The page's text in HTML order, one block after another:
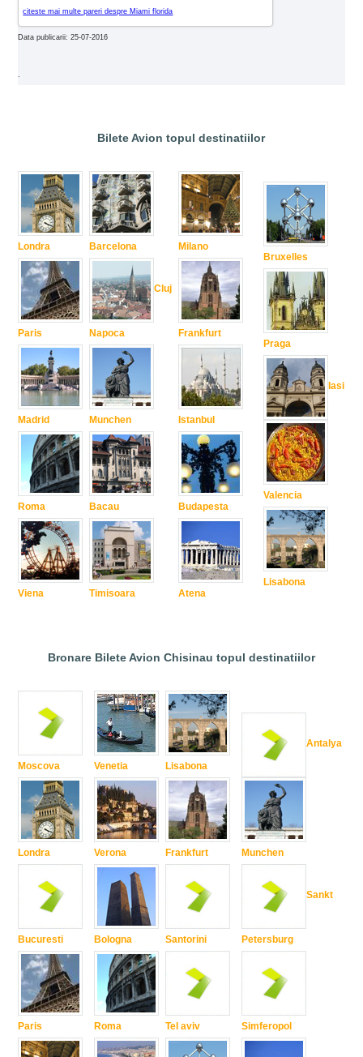
citeste mai multe pareri despre Miami florida
Data publicarii: 25-07-2016
.
Bilete Avion topul destinatiilor
Londra
Paris
Madrid
Roma
Viena
Barcelona
Cluj
Napoca
Munchen
Bacau
Timisoara
Milano
Frankfurt
Istanbul
Budapesta
Atena
Bruxelles
Praga
Iasi
Valencia
Lisabona
Bronare Bilete Avion Chisinau topul destinatiilor
Moscova
Londra
Bucuresti
Paris
Venetia
Verona
Bologna
Roma
Lisabona
Frankfurt
Santorini
Tel aviv
Antalya
Munchen
Sankt
Petersburg
Simferopol